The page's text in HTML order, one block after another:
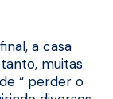
a casa
muitas
“ perder o